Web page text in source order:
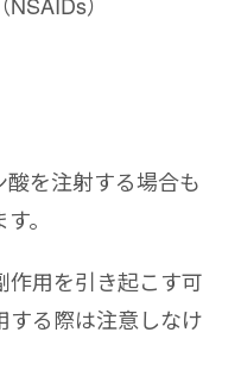
を注射する場合も
。
作用を引き起こす可
する際は注意しなけ